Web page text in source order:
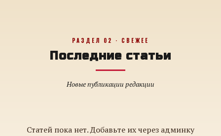
РАЗДЕЛ 02 · СВЕЖЕЕ
Последние статьи
Новые публикации редакции
Статей пока нет. Добавьте их через админку